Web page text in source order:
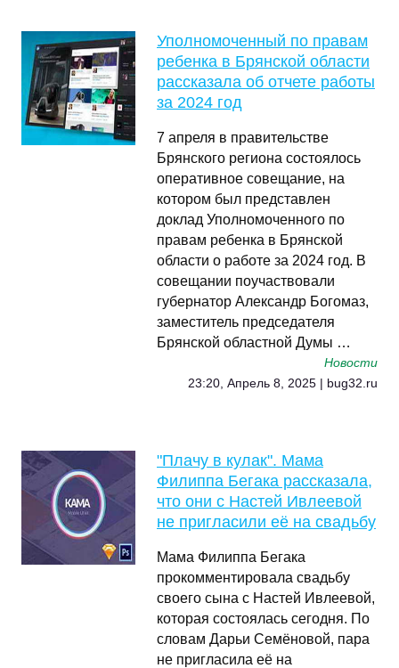
Уполномоченный по правам
ребенка в Брянской области
рассказала об отчете работы
за 2024 год
7 апреля в правительстве
Брянского региона состоялось
оперативное совещание, на
котором был представлен
доклад Уполномоченного по
правам ребенка в Брянской
области о работе за 2024 год. В
совещании поучаствовали
губернатор Александр Богомаз,
заместитель председателя
Брянской областной Думы …
Новости
23:20, Апрель 8, 2025 | bug32.ru
"Плачу в кулак". Мама
Филиппа Бегака рассказала,
что они с Настей Ивлеевой
не пригласили её на свадьбу
Мама Филиппа Бегака
прокомментировала свадьбу
своего сына с Настей Ивлеевой,
которая состоялась сегодня. По
словам Дарьи Семёновой, пара
не пригласила её на